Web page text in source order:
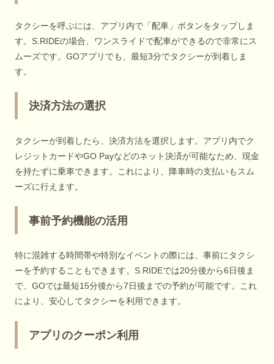
タクシーを呼ぶには、アプリ内で「配車」ボタンをタップしま
す。S.RIDEの場合、ワンスライドで配車ができるので非常にス
ムーズです。GOアプリでも、最短3分でタクシーが到着しま
す。
決済方法の選択
タクシーが到着したら、決済方法を選択します。アプリ内でク
レジットカードやGO Payなどのネット決済が可能なため、現金
を持たずに乗車できます。これにより、降車時の支払いもスム
ーズに行えます。
事前予約機能の活用
特に混雑する時間帯や特別なイベントの際には、事前にタクシ
ーを予約することもできます。S.RIDEでは20分後から6日後ま
で、GOでは最短15分後から7日後までの予約が可能です。これ
により、安心してタクシーを利用できます。
アプリのクーポン利用